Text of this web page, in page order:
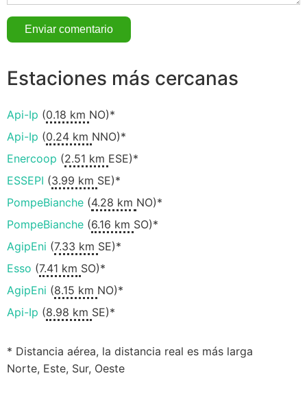
Estaciones más cercanas
Api-Ip (0.18 km NO)*
Api-Ip (0.24 km NNO)*
Enercoop (2.51 km ESE)*
ESSEPI (3.99 km SE)*
PompeBianche (4.28 km NO)*
PompeBianche (6.16 km SO)*
AgipEni (7.33 km SE)*
Esso (7.41 km SO)*
AgipEni (8.15 km NO)*
Api-Ip (8.98 km SE)*
* Distancia aérea, la distancia real es más larga
Norte, Este, Sur, Oeste